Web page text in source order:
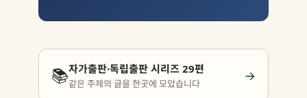
📚자가출판·독립출판 시리즈 29편
같은 주제의 글을 한곳에 모았습니다 →